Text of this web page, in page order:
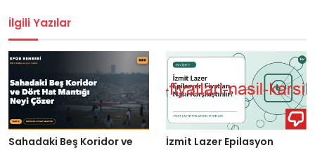
İlgili Yazılar
Sahadaki Beş Koridor ve
İzmit Lazer Epilasyon